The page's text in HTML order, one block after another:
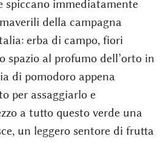
spiccano immediatamente
della campagna
erba di campo, fiori
spazio al profumo dell’orto in
di pomodoro appena
per assaggiarlo e
a tutto questo verde una
un leggero sentore di frutta